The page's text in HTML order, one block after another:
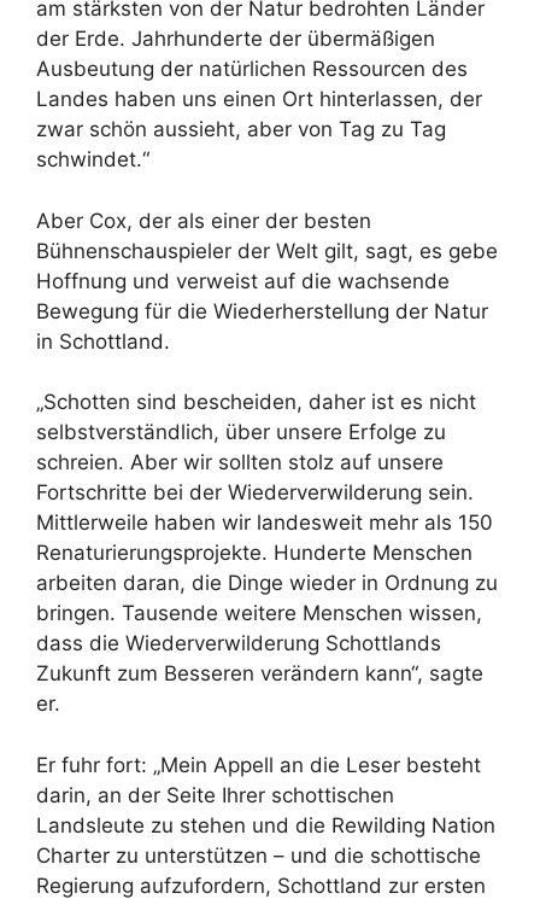
am stärksten von der Natur bedrohten Länder
der Erde. Jahrhunderte der übermäßigen
Ausbeutung der natürlichen Ressourcen des
Landes haben uns einen Ort hinterlassen, der
zwar schön aussieht, aber von Tag zu Tag
schwindet.“
Aber Cox, der als einer der besten
Bühnenschauspieler der Welt gilt, sagt, es gebe
Hoffnung und verweist auf die wachsende
Bewegung für die Wiederherstellung der Natur
in Schottland.
„Schotten sind bescheiden, daher ist es nicht
selbstverständlich, über unsere Erfolge zu
schreien. Aber wir sollten stolz auf unsere
Fortschritte bei der Wiederverwilderung sein.
Mittlerweile haben wir landesweit mehr als 150
Renaturierungsprojekte. Hunderte Menschen
arbeiten daran, die Dinge wieder in Ordnung zu
bringen. Tausende weitere Menschen wissen,
dass die Wiederverwilderung Schottlands
Zukunft zum Besseren verändern kann“, sagte
er.
Er fuhr fort: „Mein Appell an die Leser besteht
darin, an der Seite Ihrer schottischen
Landsleute zu stehen und die Rewilding Nation
Charter zu unterstützen – und die schottische
Regierung aufzufordern, Schottland zur ersten